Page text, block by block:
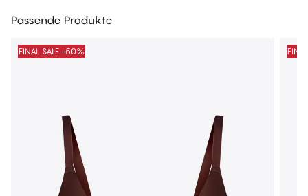
Passende Produkte
FINAL SALE -50%